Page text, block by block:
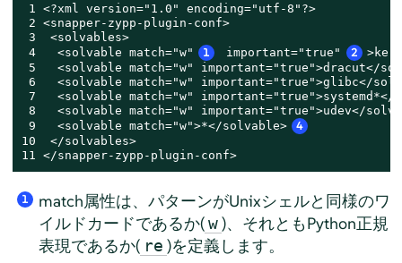
1 <?xml version="1.0" encoding="utf-8"?>
2 <snapper-zypp-plugin-conf>
3  <solvables>
4   <solvable match="w"
1 important="true" 2
5   <solvable match="w" important="true">dracut</
6   <solvable match="w" important="true">glibc</
7   <solvable match="w" important="true">systemd*</
8   <solvable match="w" important="true">udev</
9   <solvable match="w">*</solvable>
4
10  </solvables>
11 </snapper-zypp-plugin-conf>
1
match属性は、パターンがUnixシェルと同様のワ
イルドカードであるか( w )、それともPython正規
表現であるか( re )を定義します。